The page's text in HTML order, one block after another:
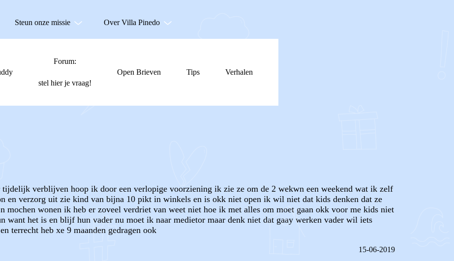
Steun onze missie Over Villa Pinedo
Forum:
stel hier je vraag!
Open Brieven Tips Verhalen
verblijven hoop ik door een verlopige voorziening ik zie ze om de 2 wekwn een weekend wat ik zelf
en verzorg uit zie kind van bijna 10 pikt in winkels en is okk niet open ik wil niet dat kids denken dat ze
mochen wonen ik heb er zoveel verdriet van weet niet hoe ik met alles om moet gaan okk voor me kids niet
want het is en blijf hun vader nu moet ik naar medietor maar denk niet dat gaay werken vader wil iets
terrecht heb xe 9 maanden gedragen ook
15-06-2019